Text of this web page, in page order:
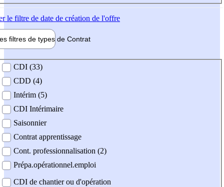
le filtre de date de création de l'offre
filtres de types de Contrat
contrat
CDI (33)
CDD (4)
Intérim (5)
CDI Intérimaire
Saisonnier
Contrat apprentissage
Cont. professionnalisation (2)
Prépa.opérationnel.emploi
CDI de chantier ou d'opération